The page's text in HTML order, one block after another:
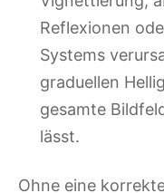
Reflexionen
Systems
graduellen
gesamte
lässt.
Ohne eine